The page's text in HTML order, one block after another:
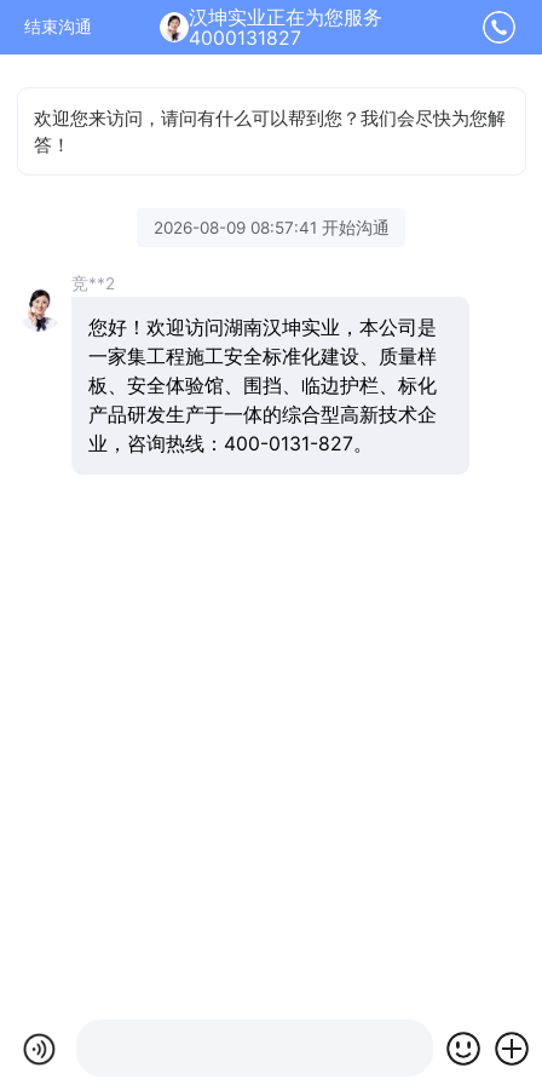
结束沟通
汉坤实业正在为您服务
4000131827
欢迎您来访问，请问有什么可以帮到您？我们会尽快为您解
答！
2026-08-09 08:57:41 开始沟通
竞**2
您好！欢迎访问湖南汉坤实业，本公司是
一家集工程施工安全标准化建设、质量样
板、安全体验馆、围挡、临边护栏、标化
产品研发生产于一体的综合型高新技术企
业，咨询热线：400-0131-827。